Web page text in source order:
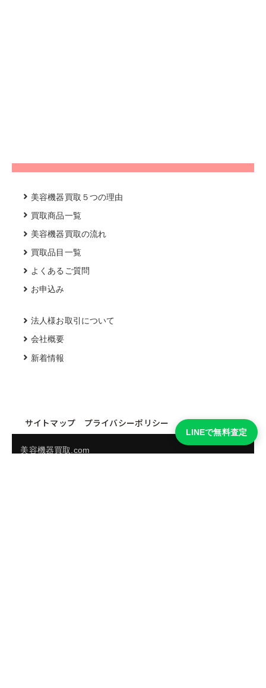
美容機器買取５つの理由
買取商品一覧
美容機器買取の流れ
買取品目一覧
よくあるご質問
お申込み
法人様お取引について
会社概要
新着情報
サイトマップ プライバシーポリシー
美容機器買取.com
LINEで無料査定